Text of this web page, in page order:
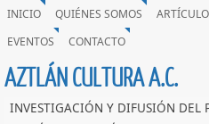
INICIO QUIÉNES SOMOS
EVENTOS
CONTACTO
AZTLÁN CULTURA A.C.
INVESTIGACIÓN Y DIFUSIÓN DEL